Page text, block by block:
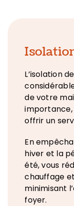
L’isolation
de votre
importance,
offrir un
En
hiver et la
été, vous
chauffage
minimisant
foyer.